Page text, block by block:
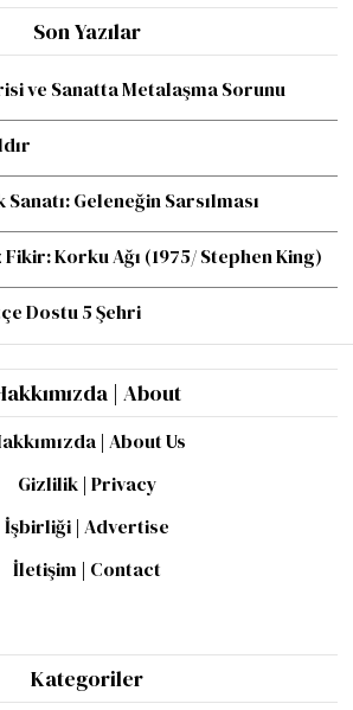
Son Yazılar
ve Sanatta Metalaşma Sorunu
Geleneğin Sarsılması
Korku Ağı (1975/ Stephen King)
Dostu 5 Şehri
| About
| About Us
Gizlilik | Privacy
İşbirliği | Advertise
İletişim | Contact
Kategoriler